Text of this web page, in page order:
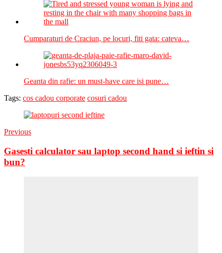
Cumparaturi de Craciun, pe locuri, fiti gata: cateva…
Geanta din rafie: un must-have care isi pune…
Tags: cos cadou corporate cosuri cadou
Previous
Gasesti calculator sau laptop second hand si ieftin si
bun?